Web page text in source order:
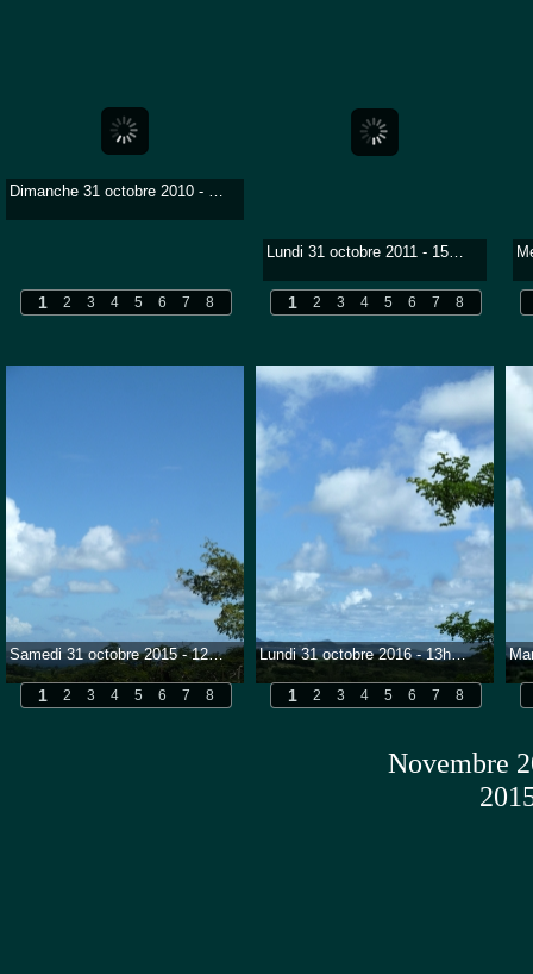
Lundi 31 octobre 2016 - 13h30 - 31°3 - Humitité 71% - Humidex 43 - Soir 28°6 - Max 31°9 - Min 25°6- Une journée chzudement bleue...
1 2 3 4 5 6 7 8
Samedi 31 octobre 2015 - 12h40 - 30°2 - Humitité 74% - Humidex 42 - Soir 27°2 - Max 31° - Min 24°8 - Une journée allant de belle à nuageuse...
1 2 3 4 5 6 7 8
Novembre
Dimanche 31 octobre 2010 - 9h30
1 2 3 4 5 6 7 8
Lundi 31 octobre 2011 - 15h15 - 27° (soir 26,5) - Une journée de bleu, orné de gris et de quelques gouttes de çi - de là. Pas de vent.
1 2 3 4 5 6 7 8